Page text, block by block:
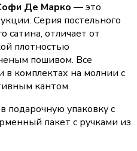
Де Марко — это
Серия постельного
сатина, отличает от
плотностью
пошивом. Все
в комплектах на молнии с
кантом.
подарочную упаковку с
пакет с ручками из